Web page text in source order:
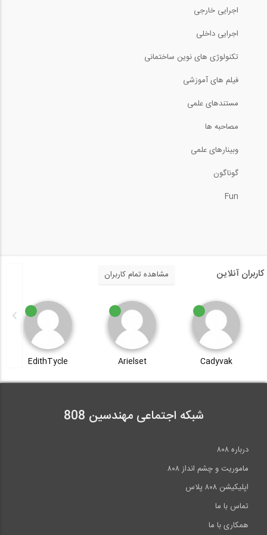
89:05
90:42
جوشکاری - کاربردهای خاص
طراحی سازه فولادی یک انبار در نرم افزار...
اجرایی خارجی
اجرایی داخلی
تکنولوژی های نوین ساختمانی
فیلم های آموزشی
مستندهای علمی
مصاحبه ها
وبینارهای علمی
گوناگون
Fun
کاربران آنلاین مشاهده تمام کاربران
Cadyvak
Arielset
EdithTycle
شبکه اجتماعی مهندسین 808
درباره ۸۰۸
ماموریت و چشم انداز ۸۰۸
اپلیکیشن ۸۰۸ پلاس
تماس با ما
همکاری با ما